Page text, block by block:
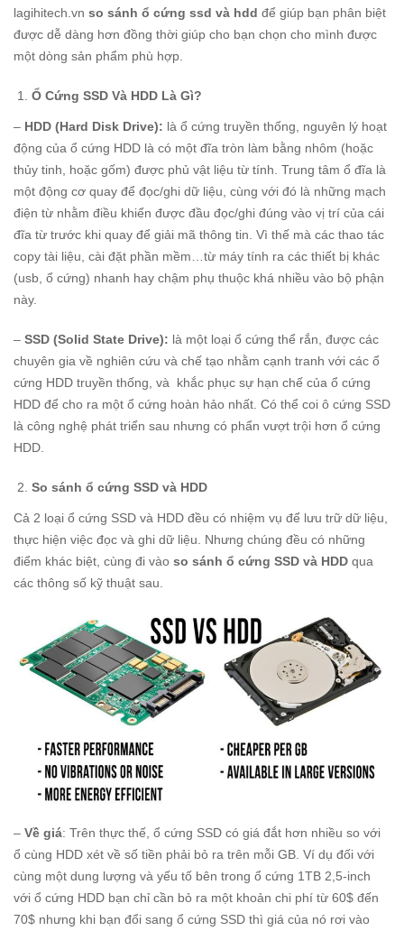
lagihitech.vn so sánh ổ cứng ssd và hdd để giúp bạn phân biệt
được dễ dàng hơn đồng thời giúp cho bạn chọn cho mình được
một dòng sản phẩm phù hợp.
Ổ Cứng SSD Và HDD Là Gì?
– HDD (Hard Disk Drive): là ổ cứng truyền thống, nguyên lý hoạt
động của ổ cứng HDD là có một đĩa tròn làm bằng nhôm (hoặc
thủy tinh, hoặc gốm) được phủ vật liệu từ tính. Trung tâm ổ đĩa là
một động cơ quay để đọc/ghi dữ liệu, cùng với đó là những mạch
điện từ nhằm điều khiển được đầu đọc/ghi đúng vào vị trí của cái
đĩa từ trước khi quay để giải mã thông tin. Vì thế mà các thao tác
copy tài liệu, cài đặt phần mềm…từ máy tính ra các thiết bị khác
(usb, ổ cứng) nhanh hay chậm phụ thuộc khá nhiều vào bộ phận
này.
– SSD (Solid State Drive): là một loại ổ cứng thể rắn, được các
chuyên gia về nghiên cứu và chế tạo nhằm cạnh tranh với các ổ
cứng HDD truyền thống, và khắc phục sự hạn chế của ổ cứng
HDD để cho ra một ổ cứng hoàn hảo nhất. Có thể coi ô cứng SSD
là công nghệ phát triển sau nhưng có phẩn vượt trội hơn ổ cứng
HDD.
So sánh ổ cứng SSD và HDD
Cả 2 loại ổ cứng SSD và HDD đều có nhiệm vụ để lưu trữ dữ liệu,
thực hiện việc đọc và ghi dữ liệu. Nhưng chúng đều có những
điểm khác biệt, cùng đi vào so sánh ổ cứng SSD và HDD qua
các thông số kỹ thuật sau.
– Về giá: Trên thực thế, ổ cứng SSD có giá đắt hơn nhiều so với
ổ cùng HDD xét về số tiền phải bỏ ra trên mỗi GB. Ví dụ đối với
cùng một dung lượng và yếu tố bên trong ổ cứng 1TB 2,5-inch
với ổ cứng HDD bạn chỉ cần bỏ ra một khoản chi phí từ 60$ đến
70$ nhưng khi bạn đổi sang ổ cứng SSD thì giá của nó rơi vào